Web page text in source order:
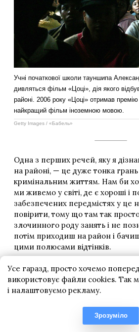
Усе гаразд, просто хочемо
використовує файли cookies. Так
і налаштовуємо рекламу.
Зрозуміло